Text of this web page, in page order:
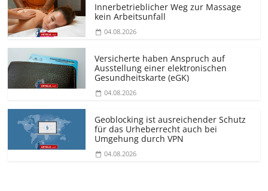
Innerbetrieblicher Weg zur Massage
kein Arbeitsunfall
04.08.2026
Versicherte haben Anspruch auf
Ausstellung einer elektronischen
Gesundheitskarte (eGK)
04.08.2026
Geoblocking ist ausreichender Schutz
für das Urheberrecht auch bei
Umgehung durch VPN
04.08.2026